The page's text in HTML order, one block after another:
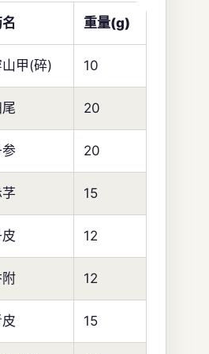
重量(g)
山甲(碎) 10
20
20
15
12
附 12
15